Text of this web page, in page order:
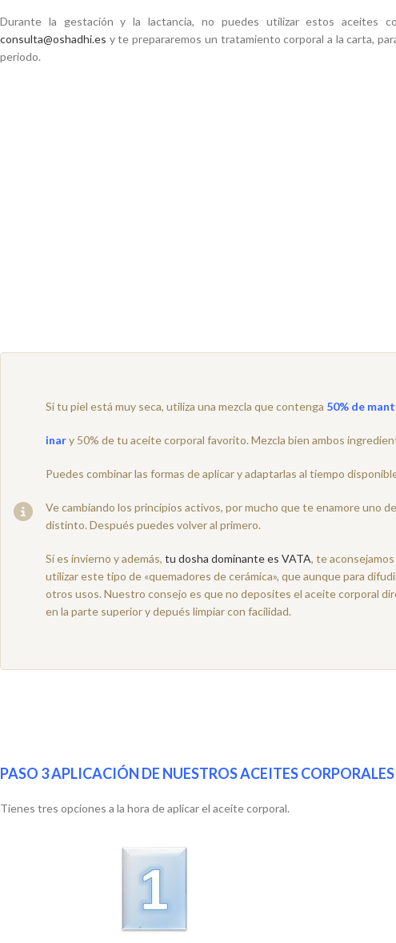
Durante la gestación y la lactancia, no puedes utilizar estos aceites
consulta@oshadhi.es y te prepararemos un tratamiento corporal a la carta,
periodo.
Si tu piel está muy seca, utiliza una mezcla que contenga 50% de
inary 50% de tu aceite corporal favorito. Mezcla bien ambos
Puedes combinar las formas de aplicar y adaptarlas al tiempo
Ve cambiando los principios activos, por mucho que te enamore uno
distinto. Después puedes volver al primero.
Si es invierno y además, tu dosha dominante es VATA, te
utilizar este tipo de «quemadores de cerámica», que aunque para
otros usos. Nuestro consejo es que no deposites el aceite corporal
en la parte superior y depués limpiar con facilidad.
PASO 3 APLICACIÓN DE NUESTROS ACEITES CORPORALES
Tienes tres opciones a la hora de aplicar el aceite corporal.